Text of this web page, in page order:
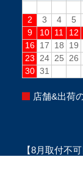
店舗&出荷
【8月取付不